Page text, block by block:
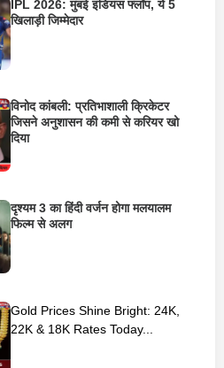
IPL 2026: मुंबई इंडियंस फ्लॉप, ये 5
खिलाड़ी जिम्मेदार
विनोद कांबली: प्रतिभाशाली क्रिकेटर
जिसने अनुशासन की कमी से करियर खो
दिया
दृश्यम 3 का हिंदी वर्जन होगा मलयालम
फिल्म से अलग
Gold Prices Shine Bright: 24K,
22K & 18K Rates Today...